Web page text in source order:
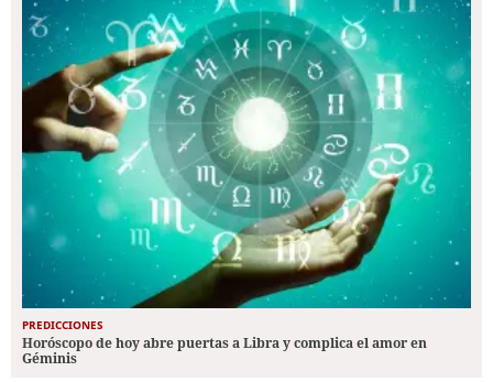
PREDICCIONES
Horóscopo de hoy abre puertas a Libra y complica el amor en
Géminis